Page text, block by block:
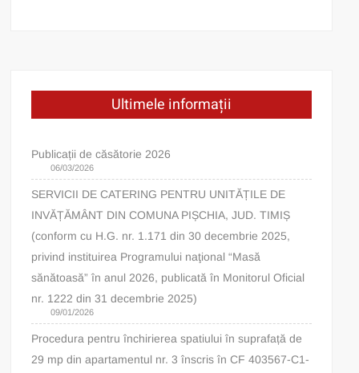
Ultimele informații
Publicații de căsătorie 2026
06/03/2026
SERVICII DE CATERING PENTRU UNITĂȚILE DE
INVĂȚĂMÂNT DIN COMUNA PIȘCHIA, JUD. TIMIȘ
(conform cu H.G. nr. 1.171 din 30 decembrie 2025,
privind instituirea Programului naţional “Masă
sănătoasă” în anul 2026, publicată în Monitorul Oficial
nr. 1222 din 31 decembrie 2025)
09/01/2026
Procedura pentru închirierea spatiului în suprafață de
29 mp din apartamentul nr. 3 înscris în CF 403567-C1-